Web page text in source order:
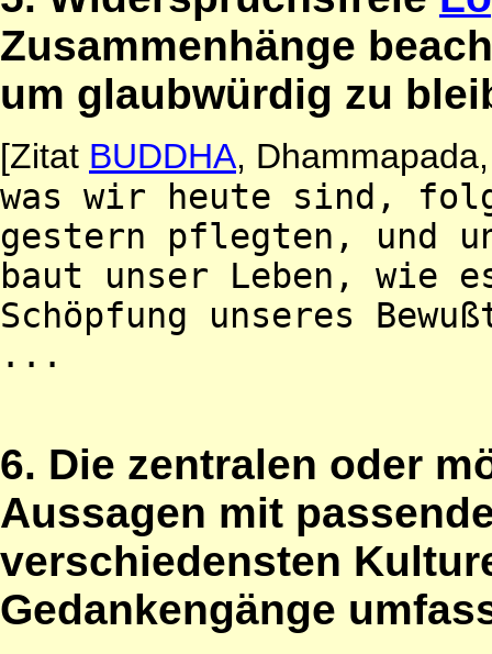
Zusammenhänge
um glaubwürdig zu
[Zitat BUDDHA,
was wir heute sind,
gestern pflegten, und
baut unser Leben, wie
Schöpfung unseres
...
6. Die zentralen oder
Aussagen mit
verschiedensten
Gedankengänge